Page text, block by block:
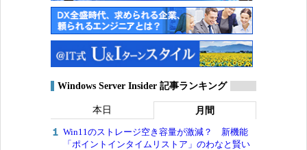
Windows Server Insider 記事ランキング
本日 月間
Win11のストレージ空き容量が激減？ 新機能
「ポイントインタイムリストア」のわなと賢い